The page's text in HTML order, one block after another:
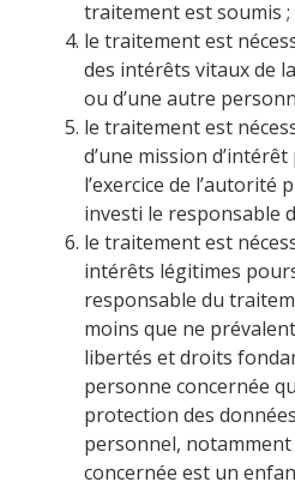
traitement est soumis ;
le traitement est
des intérêts vitaux de
ou d’une autre
le traitement est
d’une mission
l’exercice de l’autorité
investi le responsable
le traitement est
intérêts légitimes
responsable du
moins que ne
libertés et droits
personne concernée
protection des
personnel,
concernée est un